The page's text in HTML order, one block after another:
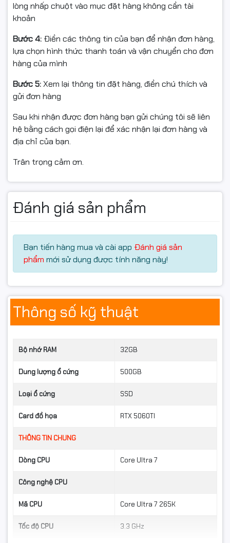
Hỗ trợ RAM DDR5, SSD NVMe và các chuẩn kết nối
hiện đại
Tích hợp WiFi, dễ dàng nâng cấp linh kiện trong
tương lai
Mainboard Z890 là nền tảng vững chắc cho cấu hình
cao cấp vận hành bền bỉ.
RAM DDR5 32GB – Đa
nhiệm mượt mà, tốc độ
vượt trội
(2x16GB) DDR5 5600MHz
, mang lại:
Khả năng đa nhiệm cực kỳ mượt mà
Tốc độ phản hồi nhanh, tối ưu hiệu suất hệ thống
Phù hợp cho đồ họa, lập trình, dựng phim và gaming
cho mọi tác vụ chuyên sâu.
lòng nhấp chuột vào mục đặt hàng không cần tài
khoản
Bước 4: Điền các thông tin của bạn để nhận đơn hàng,
lựa chọn hình thức thanh toán và vận chuyển cho đơn
hàng của mình
Bước 5:Xem lại thông tin đặt hàng, điền chú thích và
gửi đơn hàng
Sau khi nhận được đơn hàng bạn gửi chúng tôi sẽ liên
hệ bằng cách gọi điện lại để xác nhận lại đơn hàng và
địa chỉ của bạn.
Trân trọng cảm ơn.
Đánh giá sản phẩm
Bạn tiến hàng mua và cài app Đánh giá sản
phẩm mới sử dụng được tính năng này!
Thông số kỹ thuật
Bộ nhớ RAM 32GB
Dung lượng ổ cứng 500GB
Loại ổ cứng SSD
Card đồ họa RTX 5060TI
THÔNG TIN CHUNG
Dòng CPU Core Ultra 7
Công nghệ CPU
Mã CPU Core Ultra 7 265K
Tốc độ CPU 3.3 GHz